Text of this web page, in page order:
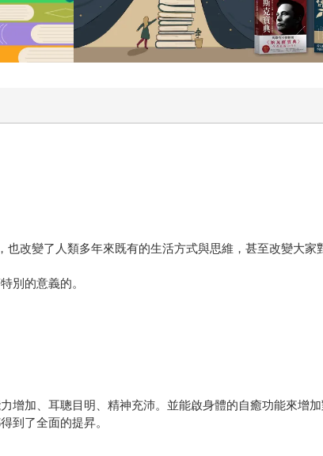
改變了人類多年來既有的生活方式與思維，甚至改變大家
別的意義的。
增加、耳聰目明、精神充沛。並能啟身體的自癒功能來增
到了全面的提昇。